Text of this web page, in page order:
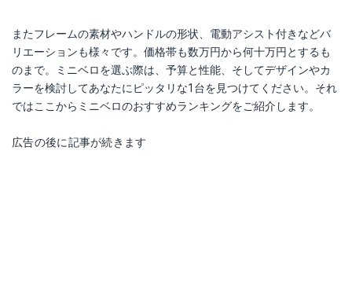
またフレームの素材やハンドルの形状、電動アシスト付きなどバ
リエーションも様々です。価格帯も数万円から何十万円とするも
のまで。ミニベロを選ぶ際は、予算と性能、そしてデザインやカ
ラーを検討してあなたにピッタリな1台を見つけてください。それ
ではここからミニベロのおすすめランキングをご紹介します。
広告の後に記事が続きます